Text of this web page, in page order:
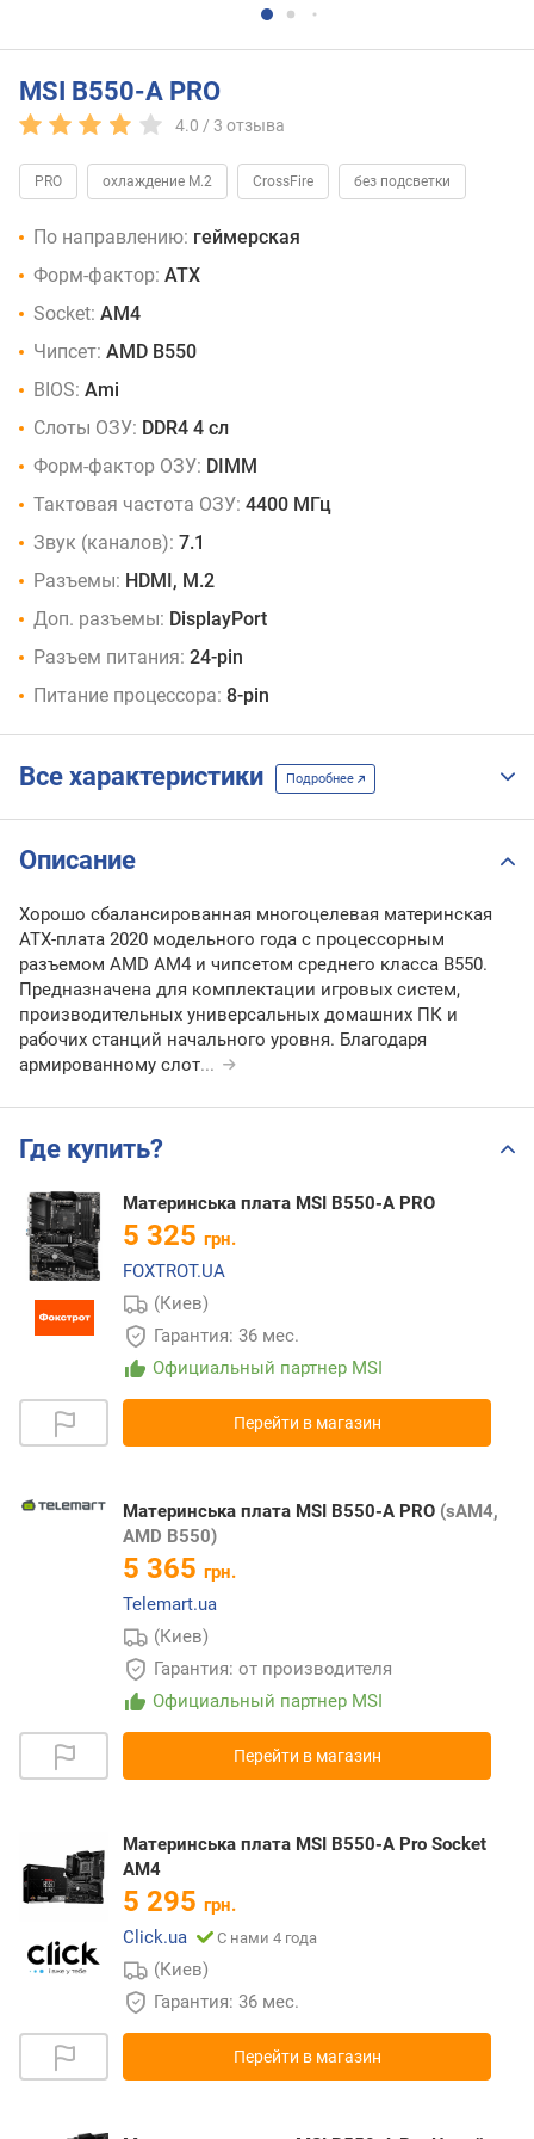
MSI B550-A PRO
4.0 / 3 отзыва
PRO охлаждение M.2 CrossFire без подсветки
По направлению: геймерская
Форм-фактор: ATX
Socket: AM4
Чипсет: AMD B550
BIOS: Ami
Слоты ОЗУ: DDR4 4 сл
Форм-фактор ОЗУ: DIMM
Тактовая частота ОЗУ: 4400 МГц
Звук (каналов): 7.1
Разъемы: HDMI, M.2
Доп. разъемы: DisplayPort
Разъем питания: 24-pin
Питание процессора: 8-pin
Все характеристики Подробнее
Описание
Хорошо сбалансированная многоцелевая материнская
ATX-плата 2020 модельного года с процессорным
разъемом AMD AM4 и чипсетом среднего класса В550.
Предназначена для комплектации игровых систем,
производительных универсальных домашних ПК и
рабочих станций начального уровня. Благодаря
армированному слот...
Где купить?
Материнська плата MSI B550-A PRO
5 325 грн.
FOXTROT.UA
(Киев)
Гарантия: 36 мес.
Официальный партнер MSI
Перейти в магазин
Материнська плата MSI B550-A PRO (sAM4,
AMD B550)
5 365 грн.
Telemart.ua
(Киев)
Гарантия: от производителя
Официальный партнер MSI
Перейти в магазин
Материнська плата MSI B550-A Pro Socket
AM4
5 295 грн.
Click.ua
С нами 4 года
(Киев)
Гарантия: 36 мес.
Перейти в магазин